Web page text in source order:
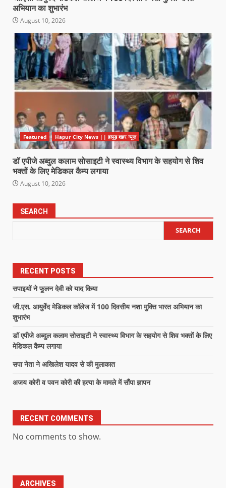
अभियान का शुभारंभ
August 10, 2026
Featured Hapur City News || हापुड़ शहर न्यूज़
डॉ एपीजे अब्दुल कलाम सोसाइटी ने स्वास्थ्य विभाग के सहयोग से शिव
भक्तों के लिए मेडिकल कैम्प लगाया
August 10, 2026
SEARCH
SEARCH
RECENT POSTS
सपाइयों ने फूलन देवी को याद किया
जी.एस. आयुर्वेद मेडिकल कॉलेज में 100 दिवसीय नशा मुक्ति भारत अभियान का
शुभारंभ
डॉ एपीजे अब्दुल कलाम सोसाइटी ने स्वास्थ्य विभाग के सहयोग से शिव भक्तों के लिए
मेडिकल कैम्प लगाया
सपा नेता ने अखिलेश यादव से की मुलाकात
अजय कोरी व पवन कोरी की हत्या के मामले में सौंपा ज्ञापन
RECENT COMMENTS
No comments to show.
ARCHIVES